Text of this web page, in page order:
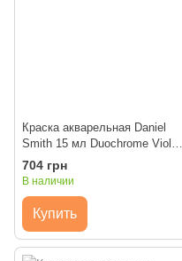
Краска акварельная Daniel
Smith 15 мл Duochrome Violet
Fantasy
704 грн
В наличии
Купить